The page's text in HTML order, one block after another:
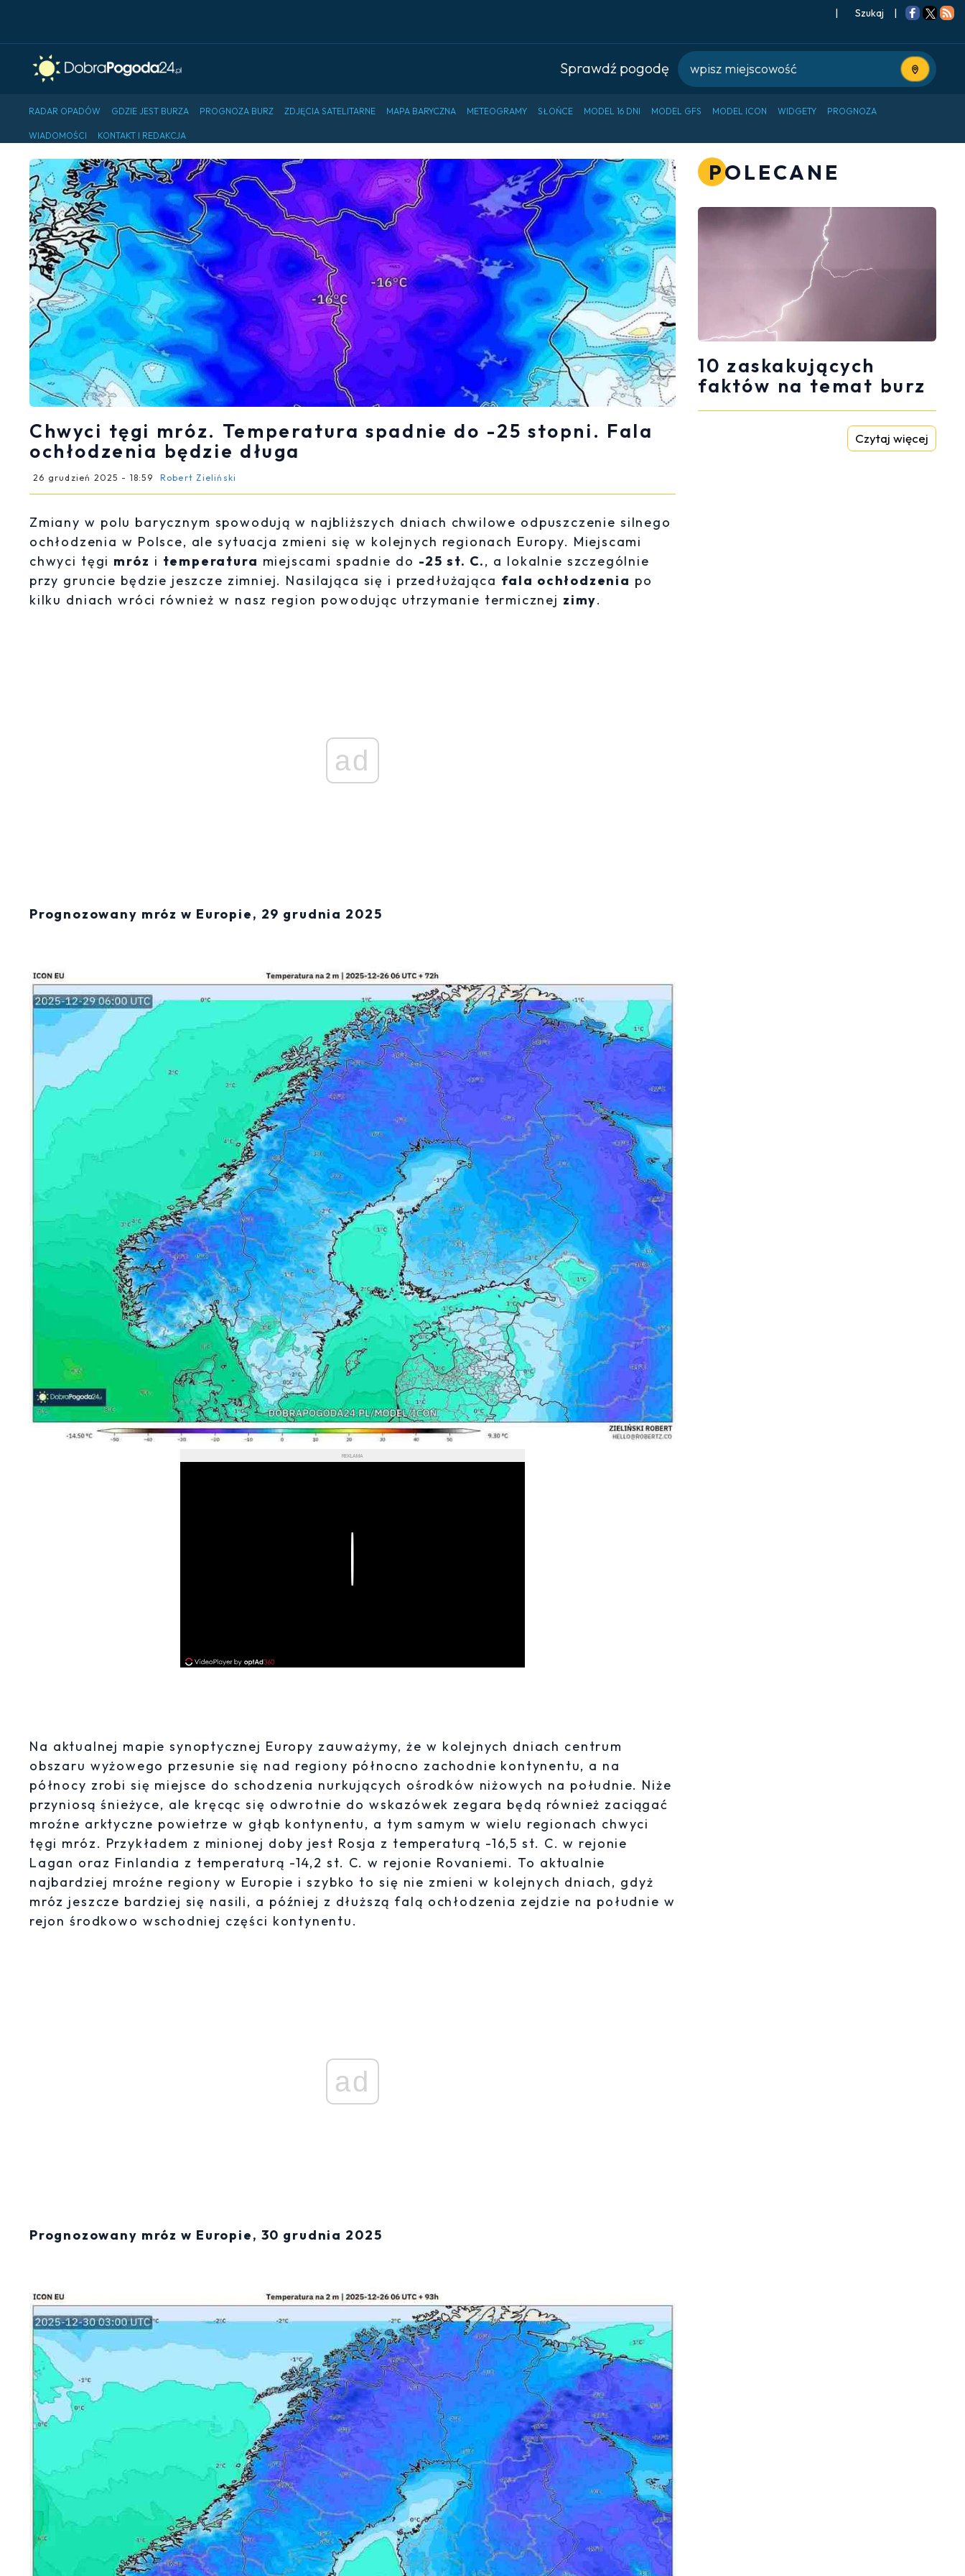
| |
Sprawdź pogodę Użyj
RADAR OPADÓW GDZIE JEST BURZA PROGNOZA BURZ ZDJĘCIA SATELITARNE MAPA BARYCZNA METEOGRAMY SŁOŃCE MODEL 16 DNI MODEL GFS MODEL ICON WIDGETY PROGNOZA
WIADOMOŚCI KONTAKT I REDAKCJA
Chwyci tęgi mróz. Temperatura spadnie do -25 stopni. Fala
ochłodzenia będzie długa
26 grudzień 2025 - 18:59 Robert Zieliński
Zmiany w polu barycznym spowodują w najbliższych dniach chwilowe odpuszczenie silnego
ochłodzenia w Polsce, ale sytuacja zmieni się w kolejnych regionach Europy. Miejscami
chwyci tęgi mróz i temperatura miejscami spadnie do -25 st. C., a lokalnie szczególnie
przy gruncie będzie jeszcze zimniej. Nasilająca się i przedłużająca fala ochłodzenia po
kilku dniach wróci również w nasz region powodując utrzymanie termicznej zimy.
ad
Prognozowany mróz w Europie, 29 grudnia 2025
REKLAMA
Na aktualnej mapie synoptycznej Europy zauważymy, że w kolejnych dniach centrum
obszaru wyżowego przesunie się nad regiony północno zachodnie kontynentu, a na
północy zrobi się miejsce do schodzenia nurkujących ośrodków niżowych na południe. Niże
przyniosą śnieżyce, ale kręcąc się odwrotnie do wskazówek zegara będą również zaciągać
mroźne arktyczne powietrze w głąb kontynentu, a tym samym w wielu regionach chwyci
tęgi mróz. Przykładem z minionej doby jest Rosja z temperaturą -16,5 st. C. w rejonie
Lagan oraz Finlandia z temperaturą -14,2 st. C. w rejonie Rovaniemi. To aktualnie
najbardziej mroźne regiony w Europie i szybko to się nie zmieni w kolejnych dniach, gdyż
mróz jeszcze bardziej się nasili, a później z dłuższą falą ochłodzenia zejdzie na południe w
rejon środkowo wschodniej części kontynentu.
ad
Prognozowany mróz w Europie, 30 grudnia 2025
POLECANE
10 zaskakujących
faktów na temat burz
Czytaj więcej